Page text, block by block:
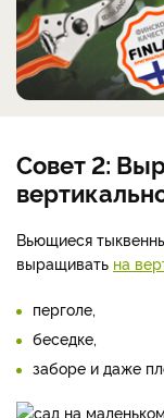
Совет 2:
Вьющиеся
выращивать на
перголе,
беседке,
заборе и даже